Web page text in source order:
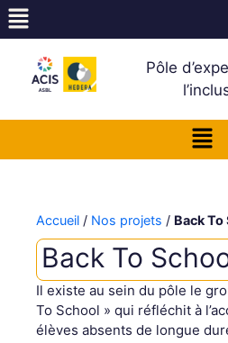
Pôle
Accueil / Nos projets / Back To
Back To
Il existe au sein du pôle le
To School » qui réfléchit à
élèves absents de longue